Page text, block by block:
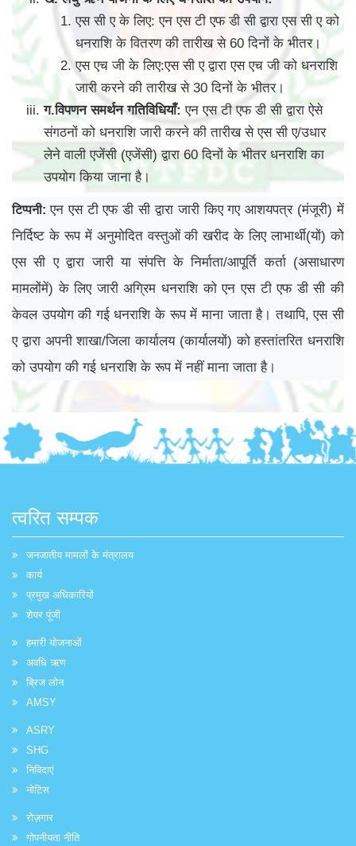
एस सी ए के लिए: एन एस टी एफ डी सी द्वारा एस सी ए को
धनराशि के वितरण की तारीख से 60 दिनों के भीतर।
एस एच जी के लिए:एस सी ए द्वारा एस एच जी को धनराशि
जारी करने की तारीख से 30 दिनों के भीतर।
ग.विपणन समर्थन गतिविधियाँ: एन एस टी एफ डी सी द्वारा ऐसे
संगठनों को धनराशि जारी करने की तारीख से एस सी ए/उधार
लेने वाली एजेंसी (एजेंसी) द्वारा 60 दिनों के भीतर धनराशि का
उपयोग किया जाना है।
टिप्पनी:एन एस टी एफ डी सी द्वारा जारी किए गए आशयपत्र (मंजूरी) में
निर्दिष्ट के रूप में अनुमोदित वस्तुओं की खरीद के लिए लाभार्थी(यों) को
एस सी ए द्वारा जारी या संपत्ति के निर्माता/आपूर्ति कर्ता (असाधारण
मामलोंमें) के लिए जारी अग्रिम धनराशि को एन एस टी एफ डी सी की
केवल उपयोग की गई धनराशि के रूप में माना जाता है। तथापि, एस सी
ए द्वारा अपनी शाखा/जिला कार्यालय (कार्यालयों) को हस्तांतरित धनराशि
को उपयोग की गई धनराशि के रूप में नहीं माना जाता है।
त्वरित सम्पक
जनजातीय मामलों के मंत्रालय
कार्य
प्रमुख अधिकारियों
शेयर पूंजी
हमारी योजनाओं
अवधि ऋण
ब्रिज लोन
AMSY
ASRY
SHG
निविदाएं
नोटिस
रोज़गार
गोपनीयता नीति